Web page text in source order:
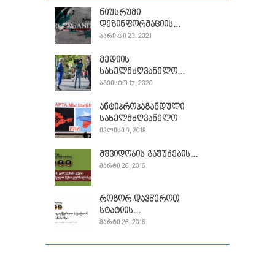
ნიუსრუმი
დეზინფორმაციის...
ᲐᲞᲠᲘᲚᲘ 23, 2021
მედიის
სახელმძღვანელო...
ᲐᲒᲕᲘᲡᲢᲝ 17, 2020
ანტიპროპაგანდული
სახელმძღვანელო
ᲘᲕᲚᲘᲡᲘ 9, 2018
მშვიდობის გაშუქების...
ᲛᲐᲠᲢᲘ 26, 2016
როგორ დავწეროთ
სტატიის...
ᲛᲐᲠᲢᲘ 26, 2016